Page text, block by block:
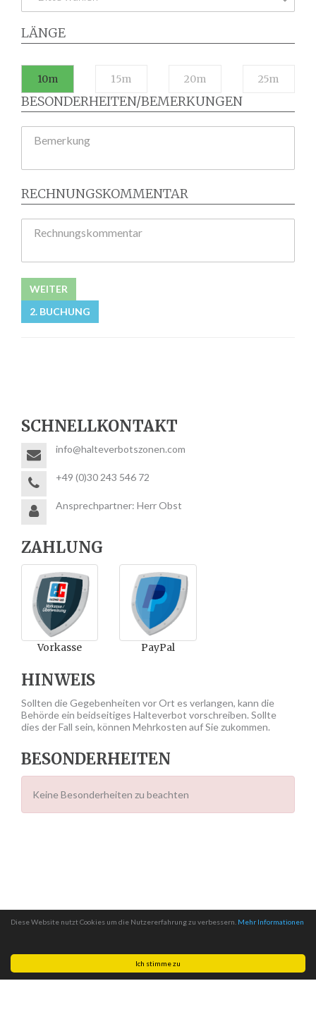
Ich stimme zu
Diese Website nutzt Cookies um die Nutzererfahrung zu verbessern. Mehr Informationen
LÄNGE
10m 15m 20m 25m
BESONDERHEITEN/BEMERKUNGEN
Bemerkung
RECHNUNGSKOMMENTAR
Rechnungskommentar
WEITER
2. BUCHUNG
SCHNELLKONTAKT
info@halteverbotszonen.com
+49 (0)30 243 546 72
Ansprechpartner: Herr Obst
ZAHLUNG
Vorkasse PayPal
HINWEIS
Sollten die Gegebenheiten vor Ort es verlangen, kann die
Behörde ein beidseitiges Halteverbot vorschreiben. Sollte
dies der Fall sein, können Mehrkosten auf Sie zukommen.
BESONDERHEITEN
Keine Besonderheiten zu beachten